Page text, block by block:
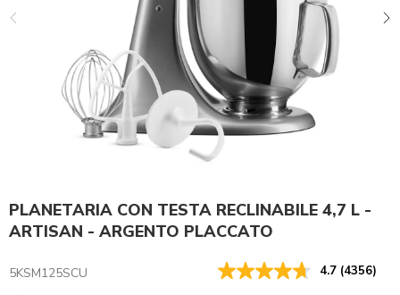
PLANETARIA CON TESTA RECLINABILE 4,7 L -
ARTISAN - ARGENTO PLACCATO
5KSM125SCU 4.7 (4356)